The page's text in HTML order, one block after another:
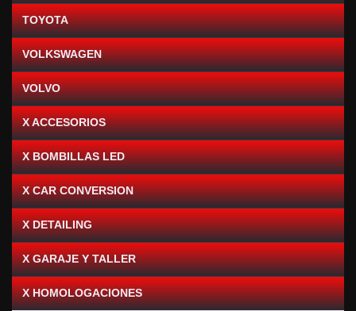
TOYOTA
VOLKSWAGEN
VOLVO
X ACCESORIOS
X BOMBILLAS LED
X CAR CONVERSION
X DETAILING
X GARAJE Y TALLER
X HOMOLOGACIONES